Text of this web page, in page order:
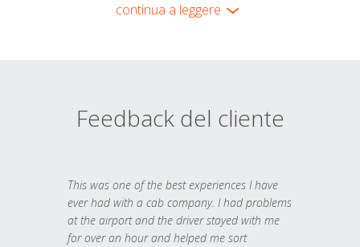
continua a leggere
Feedback del cliente
This was one of the best experiences I have
ever had with a cab company. I had problems
at the airport and the driver stayed with me
for over an hour and helped me sort